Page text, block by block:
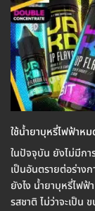
ใช้น้ำยาบุหรี่ไฟฟ้าห
ในปัจจุบัน ยังไม่มีกา
เป็นอันตรายต่อร่าง
ยังไง น้ำยาบุหรี่ไฟฟ้
รสชาติ ไม่ว่าจะเป็น